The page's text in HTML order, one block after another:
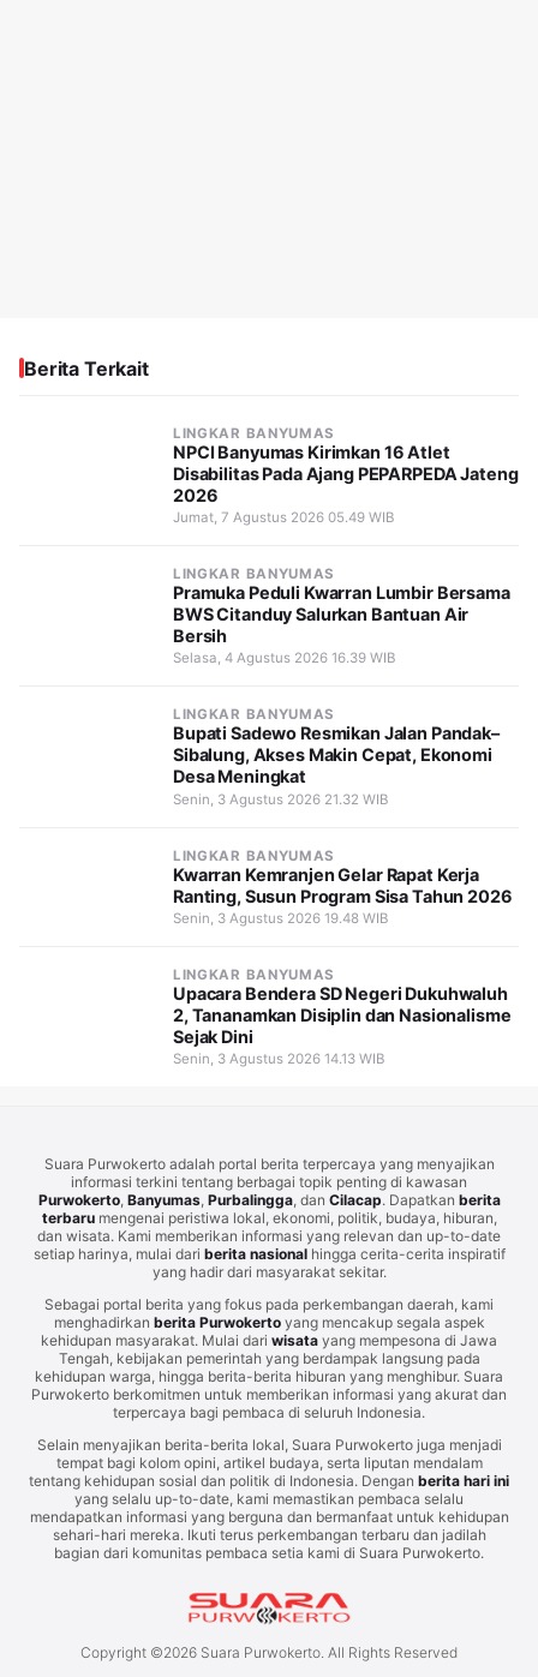
Berita Terkait
LINGKAR BANYUMAS
NPCI Banyumas Kirimkan 16 Atlet
Disabilitas Pada Ajang PEPARPEDA Jateng
2026
Jumat, 7 Agustus 2026 05.49 WIB
LINGKAR BANYUMAS
Pramuka Peduli Kwarran Lumbir Bersama
BWS Citanduy Salurkan Bantuan Air
Bersih
Selasa, 4 Agustus 2026 16.39 WIB
LINGKAR BANYUMAS
Bupati Sadewo Resmikan Jalan Pandak–
Sibalung, Akses Makin Cepat, Ekonomi
Desa Meningkat
Senin, 3 Agustus 2026 21.32 WIB
LINGKAR BANYUMAS
Kwarran Kemranjen Gelar Rapat Kerja
Ranting, Susun Program Sisa Tahun 2026
Senin, 3 Agustus 2026 19.48 WIB
LINGKAR BANYUMAS
Upacara Bendera SD Negeri Dukuhwaluh
2, Tananamkan Disiplin dan Nasionalisme
Sejak Dini
Senin, 3 Agustus 2026 14.13 WIB
Suara Purwokerto adalah portal berita terpercaya yang menyajikan
informasi terkini tentang berbagai topik penting di kawasan
Purwokerto, Banyumas, Purbalingga, dan Cilacap. Dapatkan berita
terbarumengenai peristiwa lokal, ekonomi, politik, budaya, hiburan,
dan wisata. Kami memberikan informasi yang relevan dan up-to-date
setiap harinya, mulai dari berita nasionalhingga cerita-cerita inspiratif
yang hadir dari masyarakat sekitar.
Sebagai portal berita yang fokus pada perkembangan daerah, kami
menghadirkan berita Purwokertoyang mencakup segala aspek
kehidupan masyarakat. Mulai dari wisata yang mempesona di Jawa
Tengah, kebijakan pemerintah yang berdampak langsung pada
kehidupan warga, hingga berita-berita hiburan yang menghibur. Suara
Purwokerto berkomitmen untuk memberikan informasi yang akurat dan
terpercaya bagi pembaca di seluruh Indonesia.
Selain menyajikan berita-berita lokal, Suara Purwokerto juga menjadi
tempat bagi kolom opini, artikel budaya, serta liputan mendalam
tentang kehidupan sosial dan politik di Indonesia. Dengan berita hari ini
yang selalu up-to-date, kami memastikan pembaca selalu
mendapatkan informasi yang berguna dan bermanfaat untuk kehidupan
sehari-hari mereka. Ikuti terus perkembangan terbaru dan jadilah
bagian dari komunitas pembaca setia kami di Suara Purwokerto.
Copyright ©2026 Suara Purwokerto. All Rights Reserved